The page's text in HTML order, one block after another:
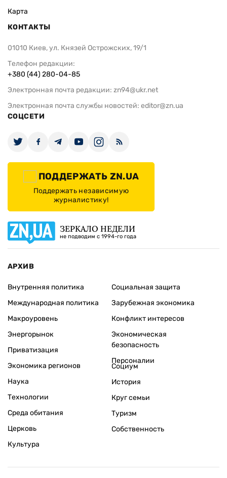
Карта
КОНТАКТЫ
01010 Киев, ул. Князей Острожских, 19/1
Телефон редакции:
+380 (44) 280-04-85
Электронная почта редакции: zn94@ukr.net
Электронная почта службы новостей: editor@zn.ua
СОЦСЕТИ
ПОДДЕРЖАТЬ ZN.UA
Поддержать независимую
журналистику!
ЗЕРКАЛО НЕДЕЛИ
не подводим с 1994-го года
АРХИВ
Внутренняя политика
Международная политика
Макроуровень
Энергорынок
Приватизация
Экономика регионов
Социальная защита
Зарубежная экономика
Конфликт интересов
Экономическая
безопасность
Персоналии
Наука
Технологии
Среда обитания
Церковь
Культура
Социум
История
Круг семьи
Туризм
Собственность